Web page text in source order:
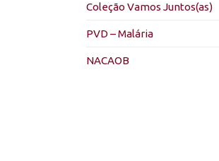
Coleção Vamos Juntos(as)
PVD – Malária
NACAOB